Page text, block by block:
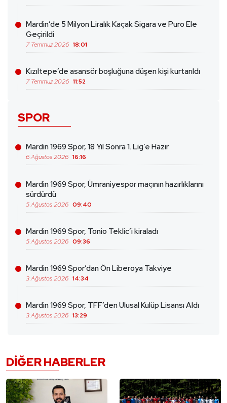
Mardin’de 5 Milyon Liralık Kaçak Sigara ve Puro Ele
Geçirildi
7 Temmuz 2026 18:01
Kızıltepe’de asansör boşluğuna düşen kişi kurtarıldı
7 Temmuz 2026 11:52
SPOR
Mardin 1969 Spor, 18 Yıl Sonra 1. Lig’e Hazır
6 Ağustos 2026 16:16
Mardin 1969 Spor, Ümraniyespor maçının hazırlıklarını
sürdürdü
5 Ağustos 2026 09:40
Mardin 1969 Spor, Tonio Teklic’i kiraladı
5 Ağustos 2026 09:36
Mardin 1969 Spor’dan Ön Liberoya Takviye
3 Ağustos 2026 14:34
Mardin 1969 Spor, TFF’den Ulusal Kulüp Lisansı Aldı
3 Ağustos 2026 13:29
DIĞER HABERLER